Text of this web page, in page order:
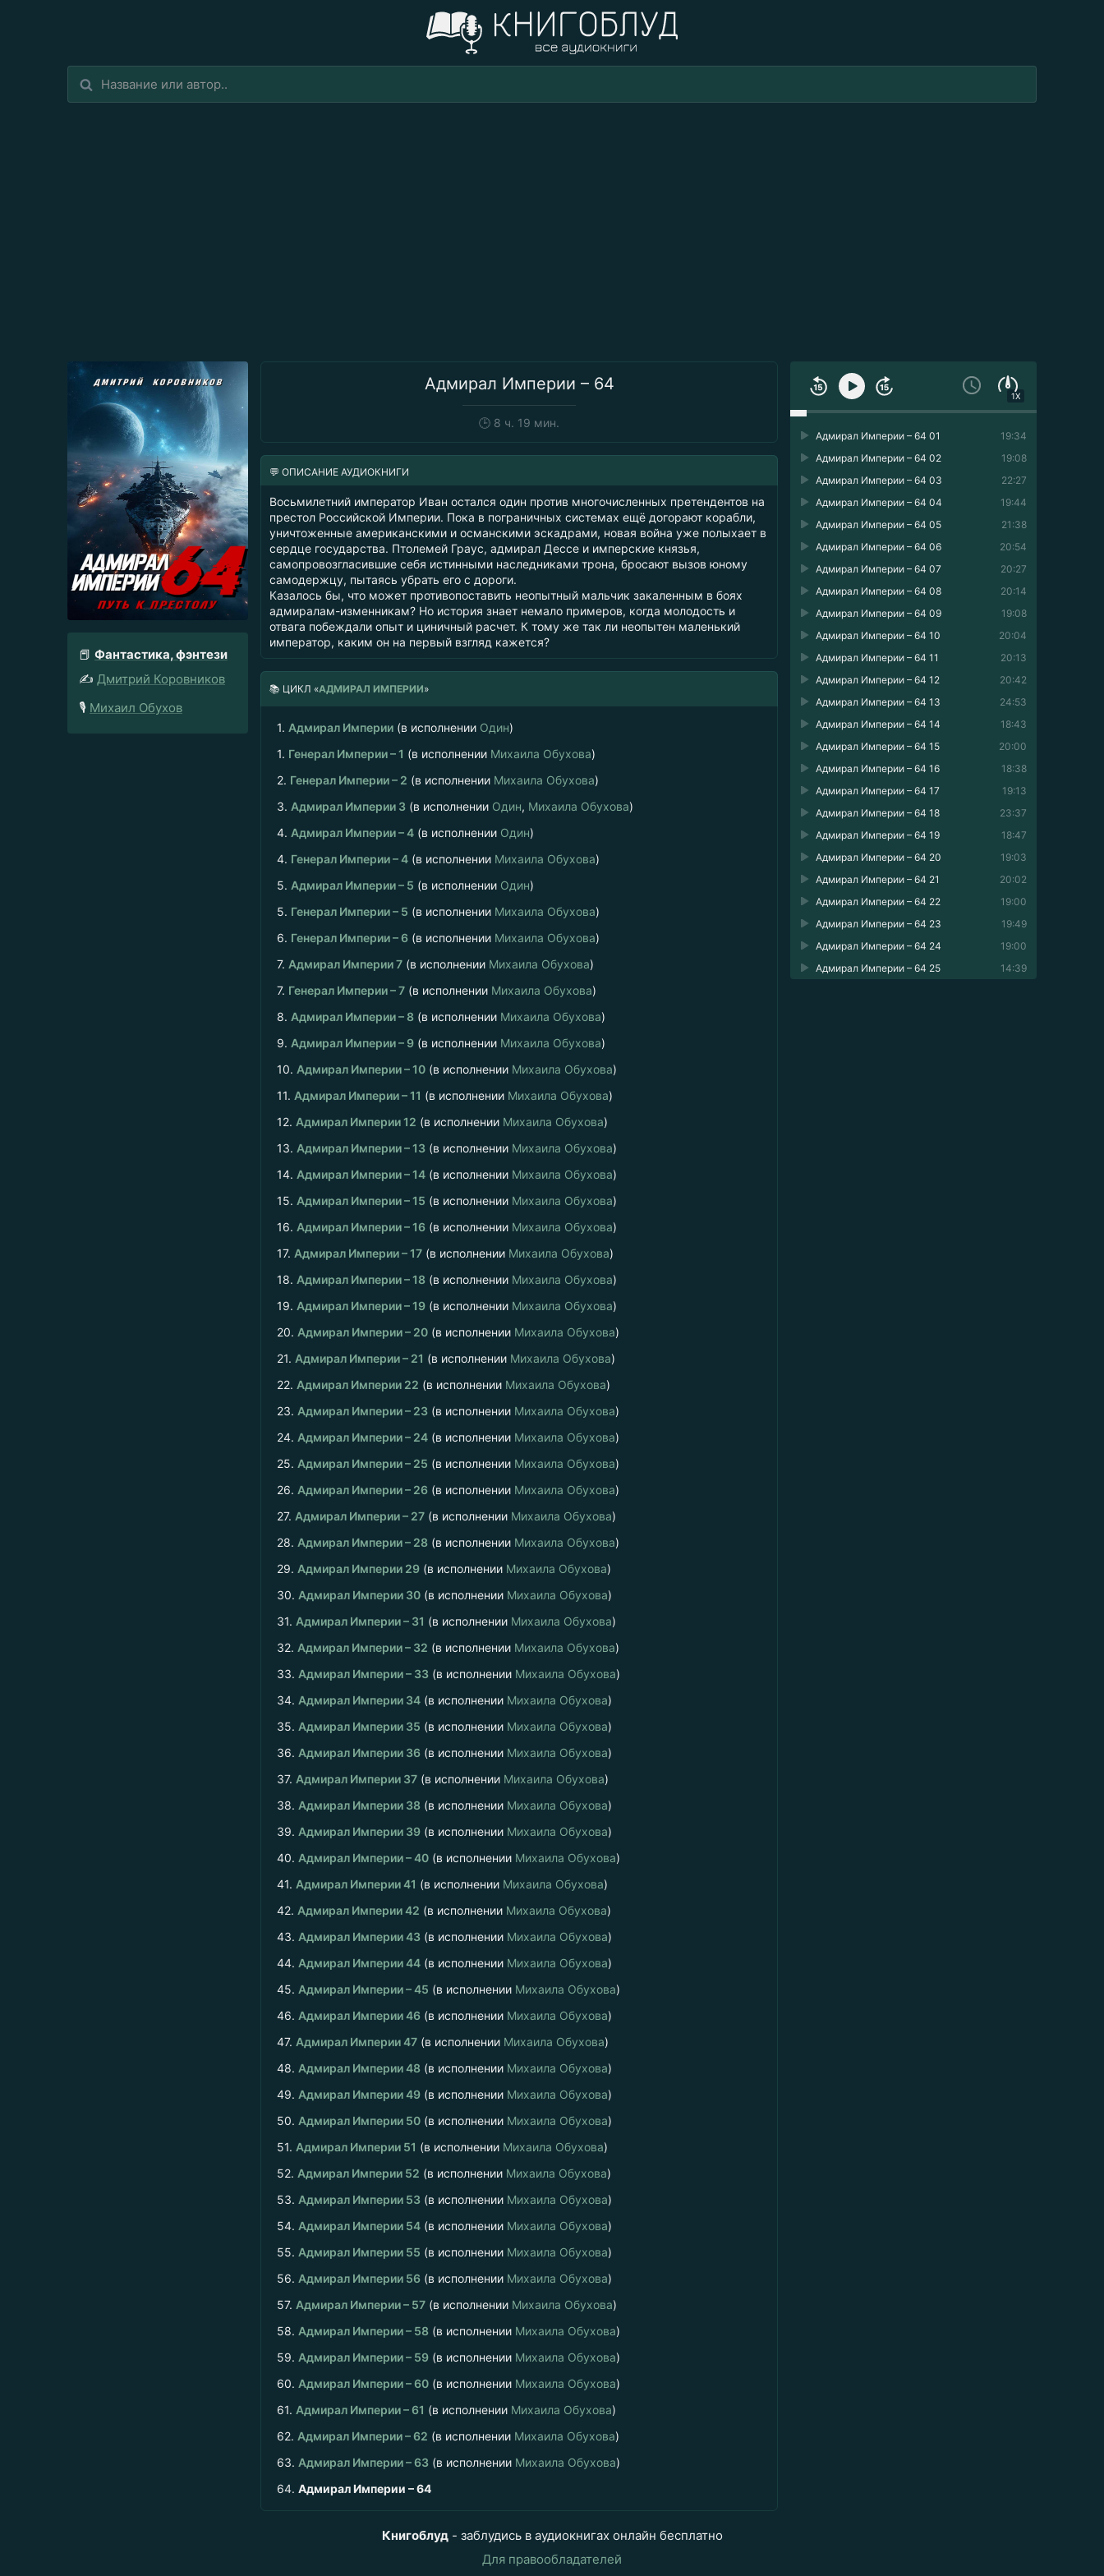
Адмирал Империи – 64
🕒 8 ч. 19 мин.
📕 Фантастика, фэнтези
✍️ Дмитрий Коровников
🎙️ Михаил Обухов
1X
19:34
Адмирал Империи – 64 01
19:08
Адмирал Империи – 64 02
22:27
Адмирал Империи – 64 03
19:44
Адмирал Империи – 64 04
21:38
Адмирал Империи – 64 05
20:54
Адмирал Империи – 64 06
20:27
Адмирал Империи – 64 07
20:14
Адмирал Империи – 64 08
19:08
Адмирал Империи – 64 09
20:04
Адмирал Империи – 64 10
20:13
Адмирал Империи – 64 11
20:42
Адмирал Империи – 64 12
24:53
Адмирал Империи – 64 13
18:43
Адмирал Империи – 64 14
20:00
Адмирал Империи – 64 15
18:38
Адмирал Империи – 64 16
19:13
Адмирал Империи – 64 17
23:37
Адмирал Империи – 64 18
18:47
Адмирал Империи – 64 19
19:03
Адмирал Империи – 64 20
20:02
Адмирал Империи – 64 21
19:00
Адмирал Империи – 64 22
19:49
Адмирал Империи – 64 23
19:00
Адмирал Империи – 64 24
14:39
Адмирал Империи – 64 25
💬 ОПИСАНИЕ АУДИОКНИГИ
Восьмилетний император Иван остался один против многочисленных претендентов на
престол Российской Империи. Пока в пограничных системах ещё догорают корабли,
уничтоженные американскими и османскими эскадрами, новая война уже полыхает в
сердце государства. Птолемей Граус, адмирал Дессе и имперские князья,
самопровозгласившие себя истинными наследниками трона, бросают вызов юному
самодержцу, пытаясь убрать его с дороги.
Казалось бы, что может противопоставить неопытный мальчик закаленным в боях
адмиралам-изменникам? Но история знает немало примеров, когда молодость и
отвага побеждали опыт и циничный расчет. К тому же так ли неопытен маленький
император, каким он на первый взгляд кажется?
📚 ЦИКЛ «АДМИРАЛ ИМПЕРИИ»
1. Адмирал Империи (в исполнении Один)
1. Генерал Империи – 1 (в исполнении Михаила Обухова)
2. Генерал Империи – 2 (в исполнении Михаила Обухова)
3. Адмирал Империи 3 (в исполнении Один, Михаила Обухова)
4. Адмирал Империи – 4 (в исполнении Один)
4. Генерал Империи – 4 (в исполнении Михаила Обухова)
5. Адмирал Империи – 5 (в исполнении Один)
5. Генерал Империи – 5 (в исполнении Михаила Обухова)
6. Генерал Империи – 6 (в исполнении Михаила Обухова)
7. Адмирал Империи 7 (в исполнении Михаила Обухова)
7. Генерал Империи – 7 (в исполнении Михаила Обухова)
8. Адмирал Империи – 8 (в исполнении Михаила Обухова)
9. Адмирал Империи – 9 (в исполнении Михаила Обухова)
10. Адмирал Империи – 10 (в исполнении Михаила Обухова)
11. Адмирал Империи – 11 (в исполнении Михаила Обухова)
12. Адмирал Империи 12 (в исполнении Михаила Обухова)
13. Адмирал Империи – 13 (в исполнении Михаила Обухова)
14. Адмирал Империи – 14 (в исполнении Михаила Обухова)
15. Адмирал Империи – 15 (в исполнении Михаила Обухова)
16. Адмирал Империи – 16 (в исполнении Михаила Обухова)
17. Адмирал Империи – 17 (в исполнении Михаила Обухова)
18. Адмирал Империи – 18 (в исполнении Михаила Обухова)
19. Адмирал Империи – 19 (в исполнении Михаила Обухова)
20. Адмирал Империи – 20 (в исполнении Михаила Обухова)
21. Адмирал Империи – 21 (в исполнении Михаила Обухова)
22. Адмирал Империи 22 (в исполнении Михаила Обухова)
23. Адмирал Империи – 23 (в исполнении Михаила Обухова)
24. Адмирал Империи – 24 (в исполнении Михаила Обухова)
25. Адмирал Империи – 25 (в исполнении Михаила Обухова)
26. Адмирал Империи – 26 (в исполнении Михаила Обухова)
27. Адмирал Империи – 27 (в исполнении Михаила Обухова)
28. Адмирал Империи – 28 (в исполнении Михаила Обухова)
29. Адмирал Империи 29 (в исполнении Михаила Обухова)
30. Адмирал Империи 30 (в исполнении Михаила Обухова)
31. Адмирал Империи – 31 (в исполнении Михаила Обухова)
32. Адмирал Империи – 32 (в исполнении Михаила Обухова)
33. Адмирал Империи – 33 (в исполнении Михаила Обухова)
34. Адмирал Империи 34 (в исполнении Михаила Обухова)
35. Адмирал Империи 35 (в исполнении Михаила Обухова)
36. Адмирал Империи 36 (в исполнении Михаила Обухова)
37. Адмирал Империи 37 (в исполнении Михаила Обухова)
38. Адмирал Империи 38 (в исполнении Михаила Обухова)
39. Адмирал Империи 39 (в исполнении Михаила Обухова)
40. Адмирал Империи – 40 (в исполнении Михаила Обухова)
41. Адмирал Империи 41 (в исполнении Михаила Обухова)
42. Адмирал Империи 42 (в исполнении Михаила Обухова)
43. Адмирал Империи 43 (в исполнении Михаила Обухова)
44. Адмирал Империи 44 (в исполнении Михаила Обухова)
45. Адмирал Империи – 45 (в исполнении Михаила Обухова)
46. Адмирал Империи 46 (в исполнении Михаила Обухова)
47. Адмирал Империи 47 (в исполнении Михаила Обухова)
48. Адмирал Империи 48 (в исполнении Михаила Обухова)
49. Адмирал Империи 49 (в исполнении Михаила Обухова)
50. Адмирал Империи 50 (в исполнении Михаила Обухова)
51. Адмирал Империи 51 (в исполнении Михаила Обухова)
52. Адмирал Империи 52 (в исполнении Михаила Обухова)
53. Адмирал Империи 53 (в исполнении Михаила Обухова)
54. Адмирал Империи 54 (в исполнении Михаила Обухова)
55. Адмирал Империи 55 (в исполнении Михаила Обухова)
56. Адмирал Империи 56 (в исполнении Михаила Обухова)
57. Адмирал Империи – 57 (в исполнении Михаила Обухова)
58. Адмирал Империи – 58 (в исполнении Михаила Обухова)
59. Адмирал Империи – 59 (в исполнении Михаила Обухова)
60. Адмирал Империи – 60 (в исполнении Михаила Обухова)
61. Адмирал Империи – 61 (в исполнении Михаила Обухова)
62. Адмирал Империи – 62 (в исполнении Михаила Обухова)
63. Адмирал Империи – 63 (в исполнении Михаила Обухова)
64. Адмирал Империи – 64
Книгоблуд- заблудись в аудиокнигах онлайн бесплатно
Для правообладателей